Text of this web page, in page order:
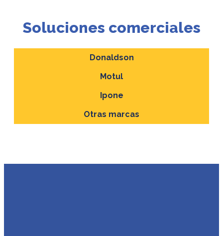
Explorar soluciones
Soluciones comerciales
Donaldson
Motul
Ipone
Otras marcas